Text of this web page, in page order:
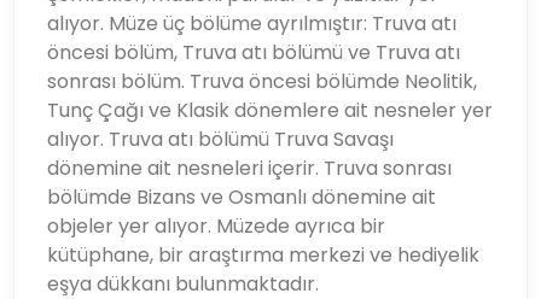
alıyor. Müze üç bölüme ayrılmıştır: Truva atı
öncesi bölüm, Truva atı bölümü ve Truva atı
sonrası bölüm. Truva öncesi bölümde Neolitik,
Tunç Çağı ve Klasik dönemlere ait nesneler yer
alıyor. Truva atı bölümü Truva Savaşı
dönemine ait nesneleri içerir. Truva sonrası
bölümde Bizans ve Osmanlı dönemine ait
objeler yer alıyor. Müzede ayrıca bir
kütüphane, bir araştırma merkezi ve hediyelik
eşya dükkanı bulunmaktadır.